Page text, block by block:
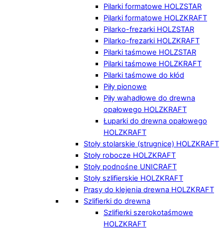
Pilarki formatowe HOLZSTAR
Pilarki formatowe HOLZKRAFT
Pilarko-frezarki HOLZSTAR
Pilarko-frezarki HOLZKRAFT
Pilarki taśmowe HOLZSTAR
Pilarki taśmowe HOLZKRAFT
Pilarki taśmowe do kłód
Piły pionowe
Piły wahadłowe do drewna
opałowego HOLZKRAFT
Łuparki do drewna opałowego
HOLZKRAFT
Stoły stolarskie (strugnice) HOLZKRAFT
Stoły robocze HOLZKRAFT
Stoły podnośne UNICRAFT
Stoły szlifierskie HOLZKRAFT
Prasy do klejenia drewna HOLZKRAFT
Szlifierki do drewna
Szlifierki szerokotaśmowe
HOLZKRAFT